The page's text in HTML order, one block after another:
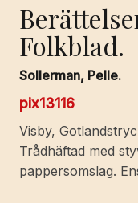
Folkblad.
Sollerman, Pelle.
pix13116
Visby,
Trådhäftad med
pappersomslag.